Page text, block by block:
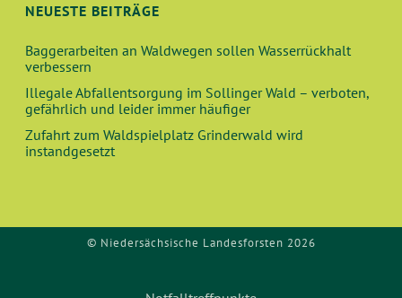
NEUESTE BEITRÄGE
Baggerarbeiten an Waldwegen sollen Wasserrückhalt
verbessern
Illegale Abfallentsorgung im Sollinger Wald – verboten,
gefährlich und leider immer häufiger
Zufahrt zum Waldspielplatz Grinderwald wird
instandgesetzt
© Niedersächsische Landesforsten 2026